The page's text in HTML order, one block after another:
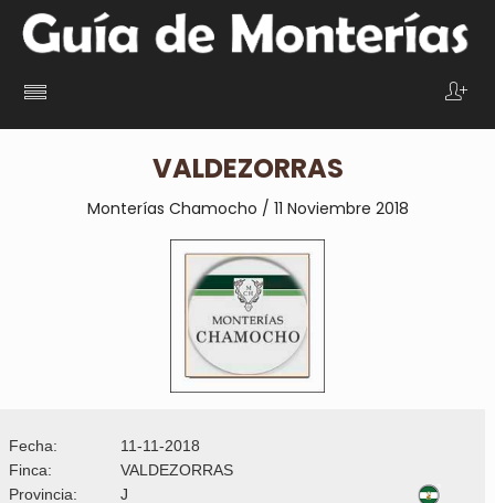
VALDEZORRAS
Monterías Chamocho / 11 Noviembre 2018
Fecha:
11-11-2018
Finca:
VALDEZORRAS
Provincia:
J